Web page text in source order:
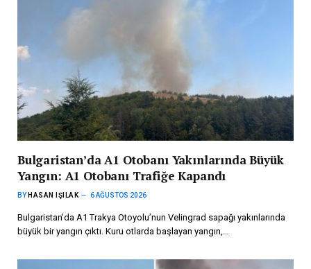
Bulgaristan’da A1 Otobanı Yakınlarında Büyük
Yangın: A1 Otobanı Trafiğe Kapandı
BY HASAN IŞILAK 6 AĞUSTOS 2026
Bulgaristan’da A1 Trakya Otoyolu’nun Velingrad sapağı yakınlarında
büyük bir yangın çıktı. Kuru otlarda başlayan yangın,…